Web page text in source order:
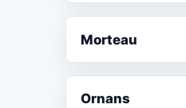
Morteau
Ornans